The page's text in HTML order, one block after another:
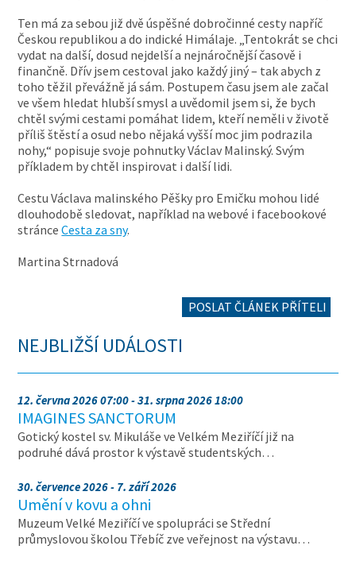
Ten má za sebou již dvě úspěšné dobročinné cesty napříč
Českou republikou a do indické Himálaje. „Tentokrát se chci
vydat na další, dosud nejdelší a nejnáročnější časově i
finančně. Dřív jsem cestoval jako každý jiný – tak abych z
toho těžil převážně já sám. Postupem času jsem ale začal
ve všem hledat hlubší smysl a uvědomil jsem si, že bych
chtěl svými cestami pomáhat lidem, kteří neměli v životě
příliš štěstí a osud nebo nějaká vyšší moc jim podrazila
nohy,“ popisuje svoje pohnutky Václav Malinský. Svým
příkladem by chtěl inspirovat i další lidi.
Cestu Václava malinského Pěšky pro Emičku mohou lidé
dlouhodobě sledovat, například na webové i facebookové
stránceCesta za sny.
Martina Strnadová
POSLAT ČLÁNEK PŘÍTELI
NEJBLIŽŠÍ UDÁLOSTI
12. června 2026 07:00 - 31. srpna 2026 18:00
IMAGINES SANCTORUM
Gotický kostel sv. Mikuláše ve Velkém Meziříčí již na
podruhé dává prostor k výstavě studentských…
30. července 2026 - 7. září 2026
Umění v kovu a ohni
Muzeum Velké Meziříčí ve spolupráci se Střední
průmyslovou školou Třebíč zve veřejnost na výstavu…